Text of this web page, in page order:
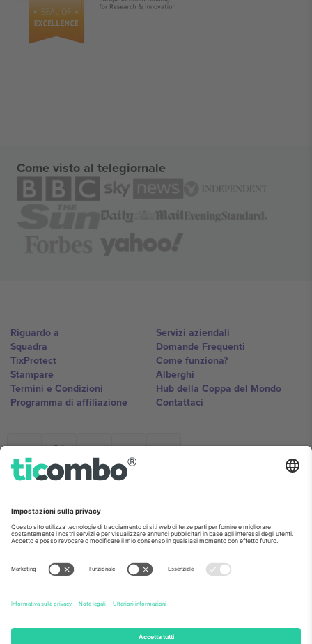
Come visto al telegiornale
Riguardo a
Squadra
TixProtect
Stampare
Termini e Condizioni
Programma di affiliazione
Servizi aziendali
Domande Frequenti
Come funziona?
Alberghi
Hub della Coppa del Mondo
Contattaci
Ticombo Italia
Mimi Balkanska 132, 1540, Sofia,
base alla località, all'evento e/o al dominio. Per i dettagli controlla la
pagina specifica dell'evento, l'impronta e i termini.,